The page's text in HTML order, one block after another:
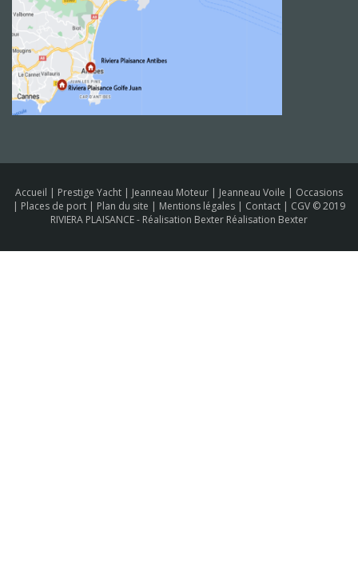
Accueil | Prestige Yacht | Jeanneau Moteur | Jeanneau Voile | Occasions
| Places de port | Plan du site | Mentions légales | Contact | CGV © 2019
RIVIERA PLAISANCE - Réalisation Bexter Réalisation Bexter